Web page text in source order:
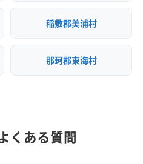
稲敷郡美浦村
那珂郡東海村
くある質問